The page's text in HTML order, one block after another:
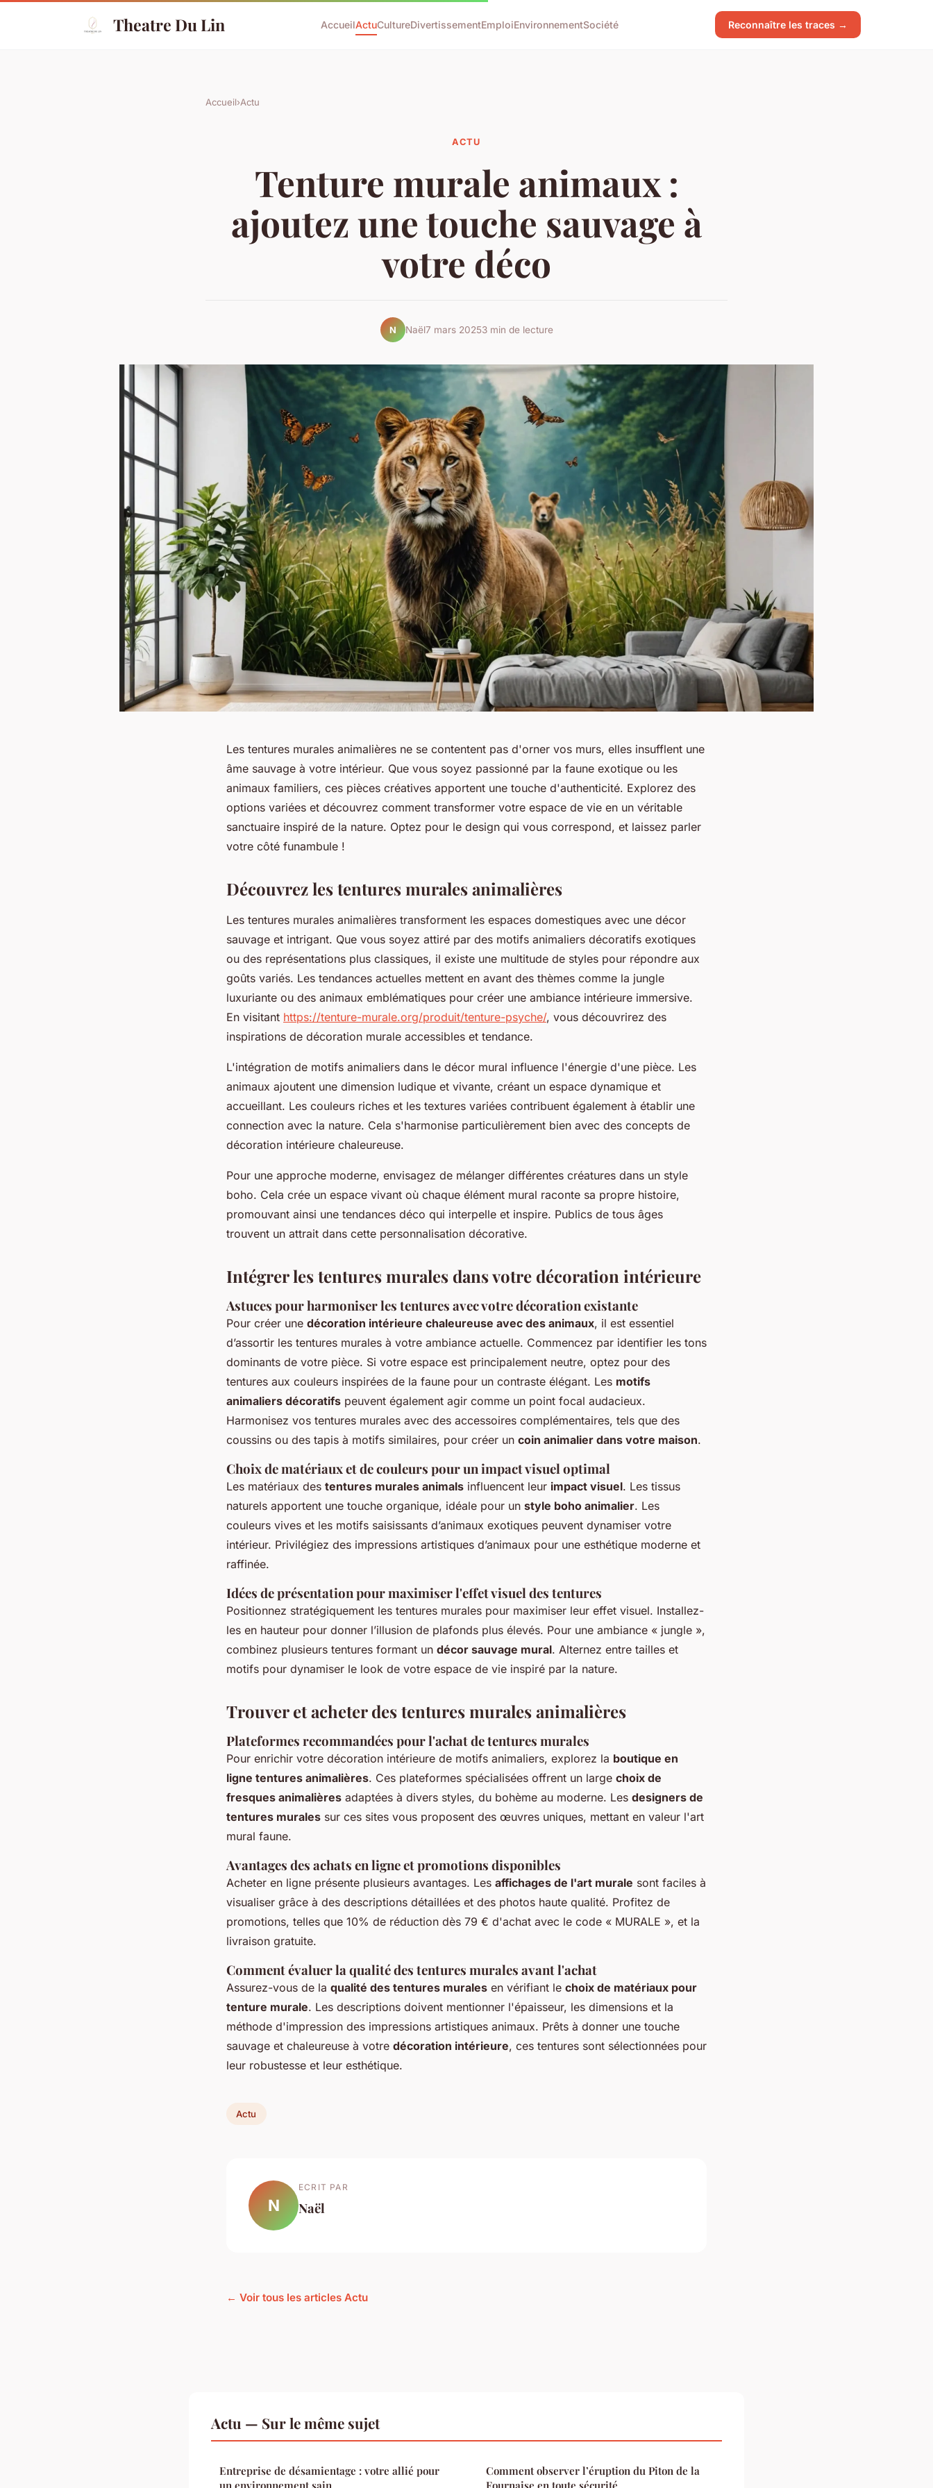
Theatre Du Lin AccueilActuCultureDivertissementEmploiEnvironnementSociété Reconnaître les traces →
Accueil›Actu
ACTU
Tenture murale animaux :
ajoutez une touche sauvage à
votre déco
N Naël7 mars 20253 min de lecture
Les tentures murales animalières ne se contentent pas d'orner vos murs, elles insufflent une
âme sauvage à votre intérieur. Que vous soyez passionné par la faune exotique ou les
animaux familiers, ces pièces créatives apportent une touche d'authenticité. Explorez des
options variées et découvrez comment transformer votre espace de vie en un véritable
sanctuaire inspiré de la nature. Optez pour le design qui vous correspond, et laissez parler
votre côté funambule !
Découvrez les tentures murales animalières
Les tentures murales animalières transforment les espaces domestiques avec une décor
sauvage et intrigant. Que vous soyez attiré par des motifs animaliers décoratifs exotiques
ou des représentations plus classiques, il existe une multitude de styles pour répondre aux
goûts variés. Les tendances actuelles mettent en avant des thèmes comme la jungle
luxuriante ou des animaux emblématiques pour créer une ambiance intérieure immersive.
En visitant https://tenture-murale.org/produit/tenture-psyche/, vous découvrirez des
inspirations de décoration murale accessibles et tendance.
L'intégration de motifs animaliers dans le décor mural influence l'énergie d'une pièce. Les
animaux ajoutent une dimension ludique et vivante, créant un espace dynamique et
accueillant. Les couleurs riches et les textures variées contribuent également à établir une
connection avec la nature. Cela s'harmonise particulièrement bien avec des concepts de
décoration intérieure chaleureuse.
Pour une approche moderne, envisagez de mélanger différentes créatures dans un style
boho. Cela crée un espace vivant où chaque élément mural raconte sa propre histoire,
promouvant ainsi une tendances déco qui interpelle et inspire. Publics de tous âges
trouvent un attrait dans cette personnalisation décorative.
Intégrer les tentures murales dans votre décoration intérieure
Astuces pour harmoniser les tentures avec votre décoration existante
Pour créer une décoration intérieure chaleureuse avec des animaux, il est essentiel
d’assortir les tentures murales à votre ambiance actuelle. Commencez par identifier les tons
dominants de votre pièce. Si votre espace est principalement neutre, optez pour des
tentures aux couleurs inspirées de la faune pour un contraste élégant. Les motifs
animaliers décoratifs peuvent également agir comme un point focal audacieux.
Harmonisez vos tentures murales avec des accessoires complémentaires, tels que des
coussins ou des tapis à motifs similaires, pour créer un coin animalier dans votre maison.
Choix de matériaux et de couleurs pour un impact visuel optimal
Les matériaux des tentures murales animals influencent leur impact visuel. Les tissus
naturels apportent une touche organique, idéale pour un style boho animalier. Les
couleurs vives et les motifs saisissants d’animaux exotiques peuvent dynamiser votre
intérieur. Privilégiez des impressions artistiques d’animaux pour une esthétique moderne et
raffinée.
Idées de présentation pour maximiser l'effet visuel des tentures
Positionnez stratégiquement les tentures murales pour maximiser leur effet visuel. Installez-
les en hauteur pour donner l’illusion de plafonds plus élevés. Pour une ambiance « jungle »,
combinez plusieurs tentures formant un décor sauvage mural. Alternez entre tailles et
motifs pour dynamiser le look de votre espace de vie inspiré par la nature.
Trouver et acheter des tentures murales animalières
Plateformes recommandées pour l'achat de tentures murales
Pour enrichir votre décoration intérieure de motifs animaliers, explorez la boutique en
ligne tentures animalières. Ces plateformes spécialisées offrent un large choix de
fresques animalières adaptées à divers styles, du bohème au moderne. Les designers de
tentures murales sur ces sites vous proposent des œuvres uniques, mettant en valeur l'art
mural faune.
Avantages des achats en ligne et promotions disponibles
Acheter en ligne présente plusieurs avantages. Les affichages de l'art murale sont faciles à
visualiser grâce à des descriptions détaillées et des photos haute qualité. Profitez de
promotions, telles que 10% de réduction dès 79 € d'achat avec le code « MURALE », et la
livraison gratuite.
Comment évaluer la qualité des tentures murales avant l'achat
Assurez-vous de la qualité des tentures murales en vérifiant le choix de matériaux pour
tenture murale. Les descriptions doivent mentionner l'épaisseur, les dimensions et la
méthode d'impression des impressions artistiques animaux. Prêts à donner une touche
sauvage et chaleureuse à votre décoration intérieure, ces tentures sont sélectionnées pour
leur robustesse et leur esthétique.
Actu
N
ECRIT PAR
Naël
← Voir tous les articles Actu
Actu — Sur le même sujet
Entreprise de désamientage : votre allié pour
un environnement sain
Comment observer l’éruption du Piton de la
Fournaise en toute sécurité